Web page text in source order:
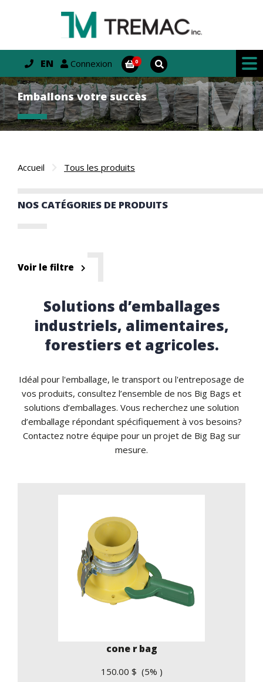
EN Connexion
Emballons votre succès
Accueil Tous les produits
NOS CATÉGORIES DE PRODUITS
Voir le filtre
Solutions d’emballages
industriels, alimentaires,
forestiers et agricoles.
Idéal pour l'emballage, le transport ou l'entreposage de
vos produits, consultez l’ensemble de nos Big Bags et
solutions d’emballages. Vous recherchez une solution
d’emballage répondant spécifiquement à vos besoins?
Contactez notre équipe pour un projet de Big Bag sur
mesure.
cone r bag
150.00 $ (5% )